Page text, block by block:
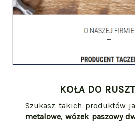
KOŁA DO
Szukasz takich produktów
metalowe,wózek paszowy